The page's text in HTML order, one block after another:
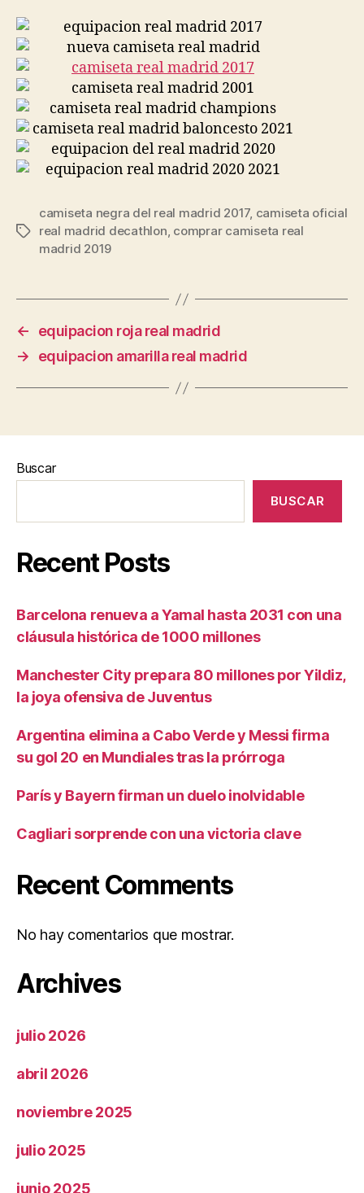
Etiquetas
camiseta negra del real madrid 2017, camiseta oficial
real madrid decathlon, comprar camiseta real
madrid 2019
←
equipacion roja real madrid
→
equipacion amarilla real madrid
Buscar
BUSCAR
Recent Posts
Barcelona renueva a Yamal hasta 2031 con una
cláusula histórica de 1000 millones
Manchester City prepara 80 millones por Yildiz,
la joya ofensiva de Juventus
Argentina elimina a Cabo Verde y Messi firma
su gol 20 en Mundiales tras la prórroga
París y Bayern firman un duelo inolvidable
Cagliari sorprende con una victoria clave
Recent Comments
No hay comentarios que mostrar.
Archives
julio 2026
abril 2026
noviembre 2025
julio 2025
junio 2025